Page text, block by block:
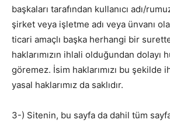
başkaları tarafından kullanıcı adı/
şirket veya işletme adı veya ünvanı
ticari amaçlı başka herhangi bir
haklarımızın ihlali olduğundan dolayı
göremez. İsim haklarımızı bu şekilde
yasal haklarımız da saklıdır.
3-) Sitenin, bu sayfa da dahil tüm